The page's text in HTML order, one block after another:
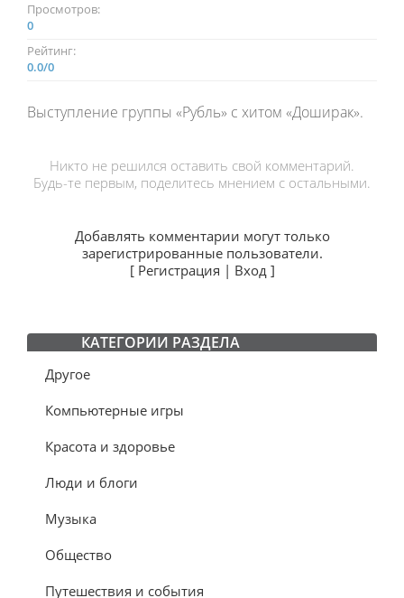
Просмотров:
0
Рейтинг:
0.0/0
Выступление группы «Рубль» с хитом «Доширак».
Никто не решился оставить свой комментарий.
Будь-те первым, поделитесь мнением с остальными.
Добавлять комментарии могут только
зарегистрированные пользователи.
[ Регистрация | Вход]
КАТЕГОРИИ РАЗДЕЛА
Другое
Компьютерные игры
Красота и здоровье
Люди и блоги
Музыка
Общество
Путешествия и события